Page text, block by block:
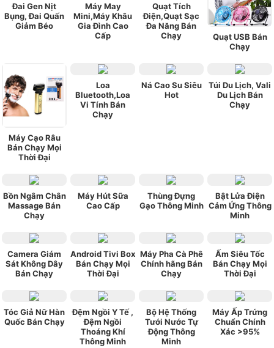
Đai Gen Nịt
Bụng, Đai Quấn
Giảm Béo
Máy May
Mini,Máy Khâu
Gia Đình Cao
Cấp
Quạt Tích
Điện,Quạt Sạc
Đa Năng Bán
Chạy
Quạt USB Bán
Chạy
Máy Cạo Râu
Bán Chạy Mọi
Thời Đại
Loa
Bluetooth,Loa
Vi Tính Bán
Chạy
Ná Cao Su Siêu
Hot
Túi Du Lịch, Vali
Du Lịch Bán
Chạy
Bồn Ngâm Chân
Massage Bán
Chạy
Máy Hút Sữa
Cao Cấp
Thùng Đựng
Gạo Thông Minh
Bật Lửa Điện
Cảm Ứng Thông
Minh
Camera Giám
Sát Không Dây
Bán Chạy
Android Tivi Box
Bán Chạy Mọi
Thời Đại
Máy Pha Cà Phê
Chính hãng Bán
Chạy
Ấm Siêu Tốc
Bán Chạy Mọi
Thời Đại
Tóc Giả Nữ Hàn
Quốc Bán Chạy
Đệm Ngồi Y Tế ,
Đệm Ngồi
Thoáng Khí
Thông Minh
Bộ Hệ Thống
Tưới Nước Tự
Động Thông
Minh
Máy Ấp Trứng
Chuẩn Chính
Xác >95%